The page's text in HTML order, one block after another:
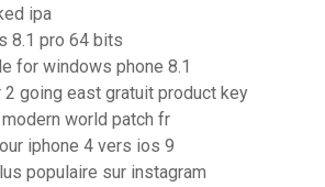
ipa
8.1 pro 64 bits
for windows phone 8.1
2 going east gratuit product key
world patch fr
iphone 4 vers ios 9
populaire sur instagram